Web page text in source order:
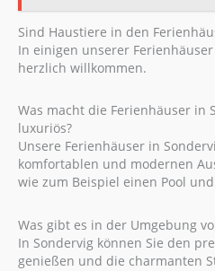
Sind Haustiere in den
In einigen unserer
herzlich willkommen.
Was macht die Ferienhäuser in
luxuriös?
Unsere Ferienhäuser in
komfortablen und modernen
wie zum Beispiel einen Pool
Was gibt es in der Umgebung
In Sondervig können Sie den
genießen und die charmanten